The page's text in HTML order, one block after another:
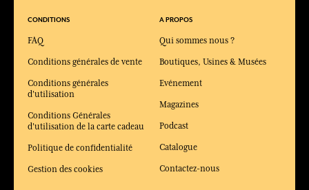
femme de conserver un sillage durable tout au long de la
journée.
Quelles sont les grandes familles olfactives des parfums
Les parfums pour femme se déclinent en plusieurs familles
olfactives comme les floraux, fruités, boisés, orientaux ou
encore hespéridés. Chaque famille propose une signature
différente, permettant à chaque femme de trouver le parfum ou
style.
CONDITIONS
FAQ
Conditions générales de vente
Conditions générales
d'utilisation
Conditions Générales
d'utilisation de la carte cadeau
Politique de confidentialité
Gestion des cookies
A PROPOS
Qui sommes nous ?
Boutiques, Usines & Musées
Evénement
Magazines
Podcast
Catalogue
Contactez-nous